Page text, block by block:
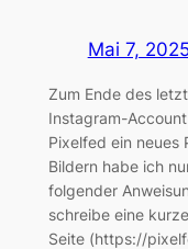
Mai 7,
Zum Ende des
Instagram-
Pixelfed ein neues
Bildern habe ich
folgender
schreibe eine
Seite (https://